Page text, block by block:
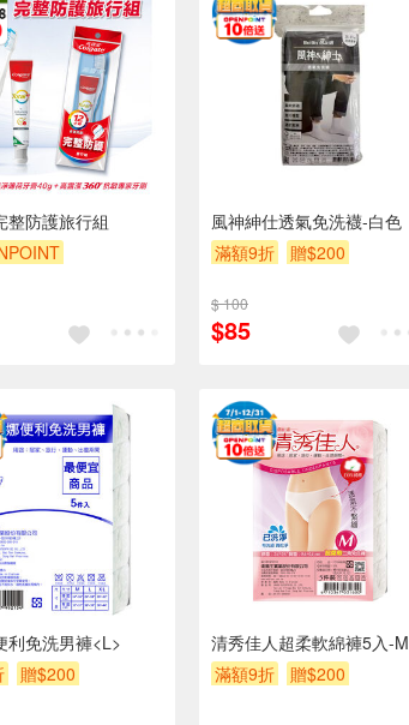
整防護旅行組
風神紳仕透氣免洗襪-白色
滿額9折
贈$200
$ 100
$85
利免洗男褲<L>
贈$200
清秀佳人超柔軟綿褲5入-M
滿額9折
贈$200